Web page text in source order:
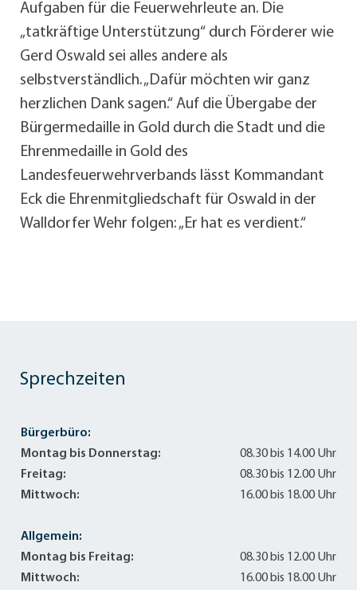
Aufgaben für die Feuerwehrleute an. Die
„tatkräftige Unterstützung“ durch Förderer wie
Gerd Oswald sei alles andere als
selbstverständlich. „Dafür möchten wir ganz
herzlichen Dank sagen.“ Auf die Übergabe der
Bürgermedaille in Gold durch die Stadt und die
Ehrenmedaille in Gold des
Landesfeuerwehrverbands lässt Kommandant
Eck die Ehrenmitgliedschaft für Oswald in der
Walldorfer Wehr folgen: „Er hat es verdient.“
Sprechzeiten
Bürgerbüro:
Montag bis Donnerstag:
08.30 bis 14.00 Uhr
Freitag:
08.30 bis 12.00 Uhr
Mittwoch:
16.00 bis 18.00 Uhr
Allgemein:
Montag bis Freitag:
08.30 bis 12.00 Uhr
Mittwoch:
16.00 bis 18.00 Uhr